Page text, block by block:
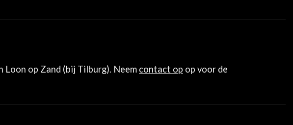
op Zand (bij Tilburg). Neem contact op op voor de